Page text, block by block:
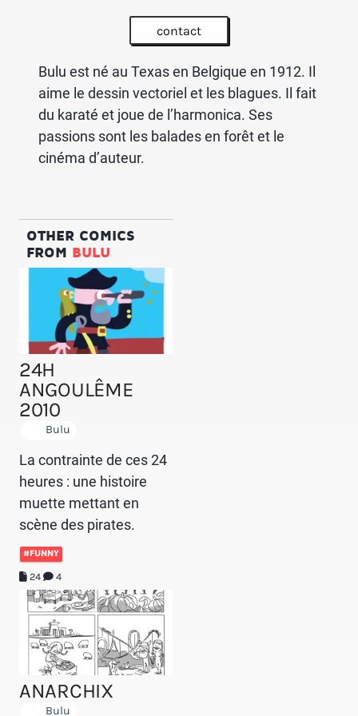
contact
Bulu est né au Texas en Belgique en 1912. Il
aime le dessin vectoriel et les blagues. Il fait
du karaté et joue de l’harmonica. Ses
passions sont les balades en forêt et le
cinéma d’auteur.
OTHER COMICS
FROM BULU
24H
ANGOULÊME
2010
Bulu
La contrainte de ces 24
heures : une histoire
muette mettant en
scène des pirates.
#FUNNY
24 4
ANARCHIX
Bulu